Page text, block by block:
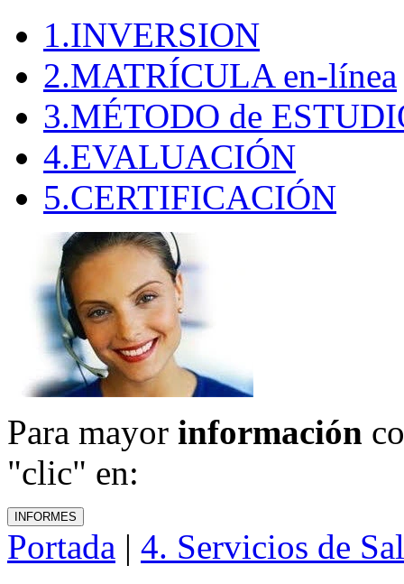
1.INVERSION
2.MATRÍCULA en-línea
3.MÉTODO de
4.EVALUACIÓN
5.CERTIFICACIÓN
Para mayor información
"clic" en:
Portada | 4. Servicios de